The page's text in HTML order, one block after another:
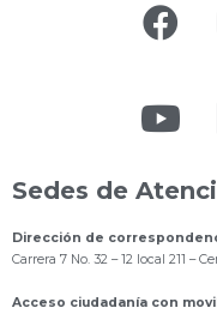
Sedes de
Dirección de
Carrera 7 No. 32 – 12 local 211 –
Acceso ciudadanía con